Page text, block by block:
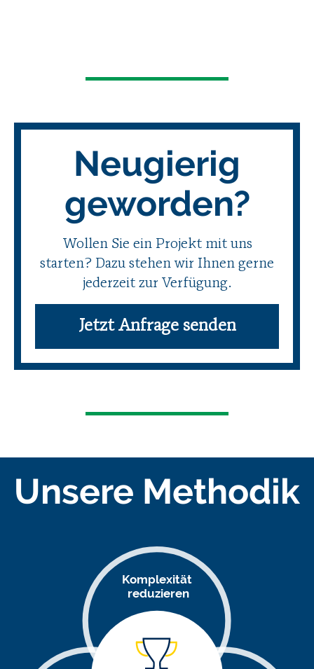
Neugierig
geworden?
Wollen Sie ein Projekt mit uns
starten? Dazu stehen wir Ihnen gerne
jederzeit zur Verfügung.
Jetzt Anfrage senden
Unsere Methodik
Komplexität
reduzieren